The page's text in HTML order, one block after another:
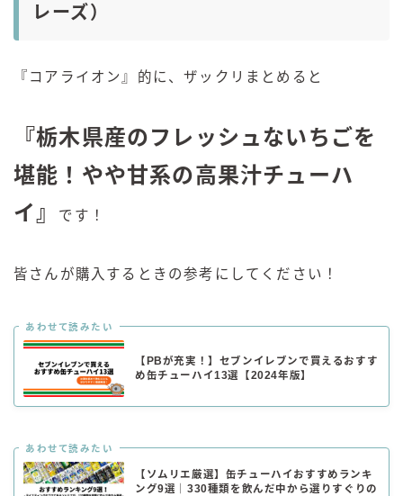
レーズ）
『コアライオン』的に、ザックリまとめると
『栃木県産のフレッシュないちごを
堪能！やや甘系の高果汁チューハ
イ』
です！
皆さんが購入するときの参考にしてください！
あわせて読みたい
【PBが充実！】セブンイレブンで買えるおすす
め缶チューハイ13選【2024年版】
あわせて読みたい
【ソムリエ厳選】缶チューハイおすすめランキ
ング9選｜330種類を飲んだ中から選りすぐりの